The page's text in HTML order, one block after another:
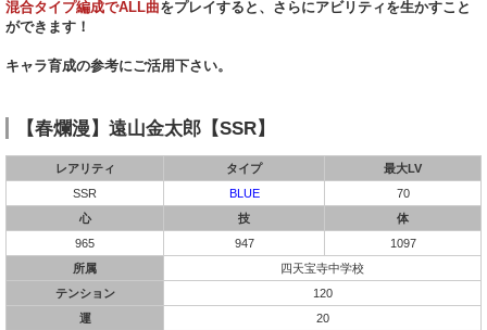
混合タイプ編成でALL曲をプレイすると、さらにアビリティを生かすこと
ができます！
キャラ育成の参考にご活用下さい。
【春爛漫】遠山金太郎【SSR】
レアリティ タイプ
最大LV
SSR
BLUE
70
心
技
体
965
947
1097
所属
四天宝寺中学校
テンション
120
運
20